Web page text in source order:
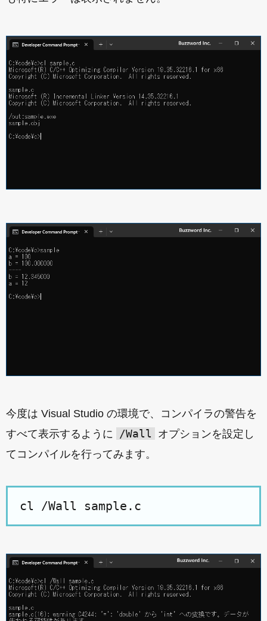
今度は Visual Studio の環境で、コンパイラの警告を
すべて表示するように
/Wall
オプションを設定し
てコンパイルを行ってみます。